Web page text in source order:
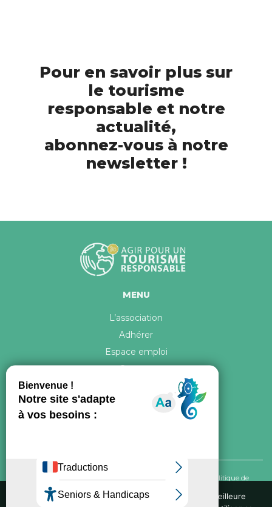
Pour en savoir plus sur
le tourisme
responsable et notre
actualité,
abonnez-vous à notre
newsletter !
MENU
L’association
Adhérer
Espace emploi
Contact
Politique de
confidentialité
Nous utilisons des cookies pour vous garantir la meilleure